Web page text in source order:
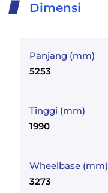
Dimensi
Panjang (mm)
5253
Tinggi (mm)
1990
Wheelbase (mm)
3273